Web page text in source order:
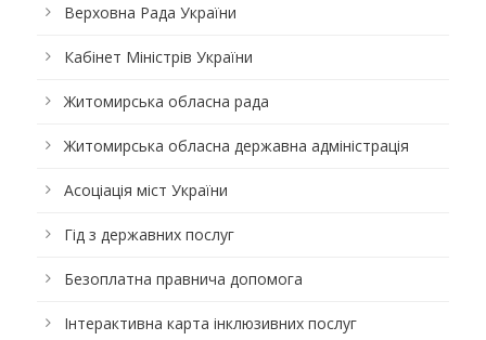
Верховна Рада України
Кабінет Міністрів України
Житомирська обласна рада
Житомирська обласна державна адміністрація
Асоціація міст України
Гід з державних послуг
Безоплатна правнича допомога
Інтерактивна карта інклюзивних послуг